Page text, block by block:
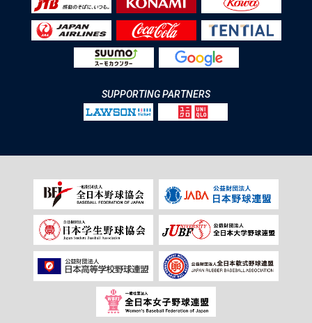
SUPPORTING PARTNERS